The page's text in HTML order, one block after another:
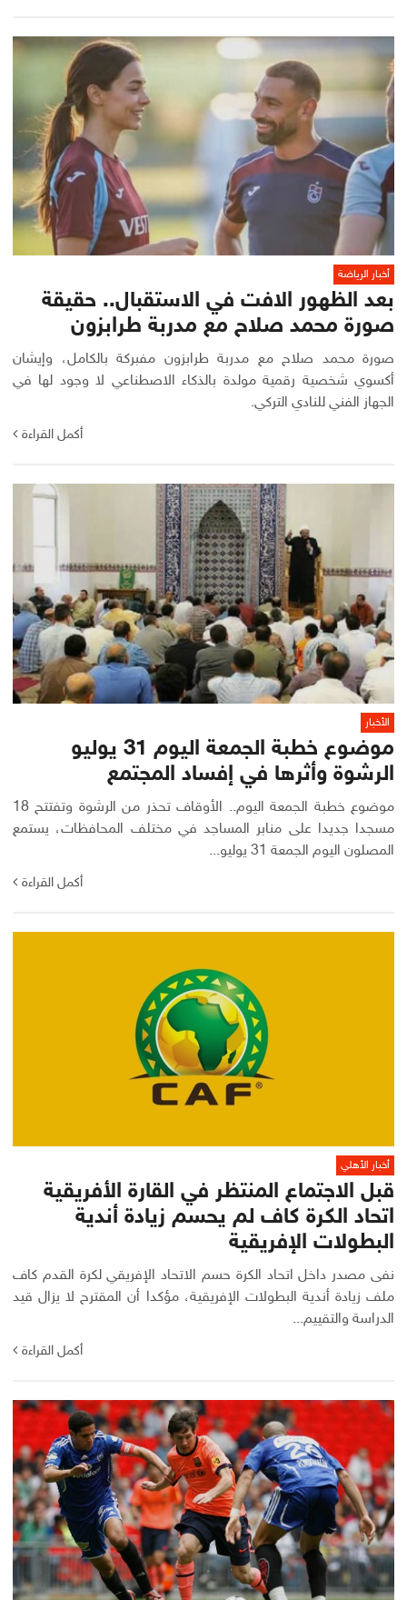
أخبار الرياضة
بعد الظهور الافت في الاستقبال.. حقيقة
صورة محمد صلاح مع مدربة طرابزون
صورة محمد صلاح مع مدربة طرابزون مفبركة بالكامل، وإيشان
أكسوي شخصية رقمية مولدة بالذكاء الاصطناعي لا وجود لها في
الجهاز الفني للنادي التركي.
أكمل القراءة
الأخبار
موضوع خطبة الجمعة اليوم 31 يوليو
الرشوة وأثرها في إفساد المجتمع
موضوع خطبة الجمعة اليوم.. الأوقاف تحذر من الرشوة وتفتتح 18
مسجدا جديدا على منابر المساجد في مختلف المحافظات، يستمع
المصلون اليوم الجمعة 31 يوليو...
أكمل القراءة
أخبار الأهلي
قبل الاجتماع المنتظر في القارة الأفريقية
اتحاد الكرة كاف لم يحسم زيادة أندية
البطولات الإفريقية
نفى مصدر داخل اتحاد الكرة حسم الاتحاد الإفريقي لكرة القدم كاف
ملف زيادة أندية البطولات الإفريقية، مؤكدا أن المقترح لا يزال قيد
الدراسة والتقييم...
أكمل القراءة